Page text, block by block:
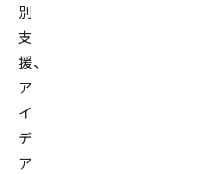
別
支
援、
ア
イ
デ
ア